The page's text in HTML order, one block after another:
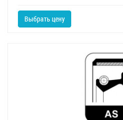
Выбрать цену